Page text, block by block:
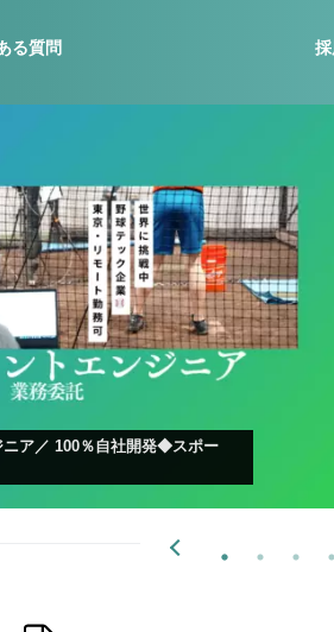
る質問
ニア／ 100％自社開発◆スポー